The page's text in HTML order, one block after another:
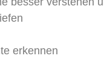
erkennen